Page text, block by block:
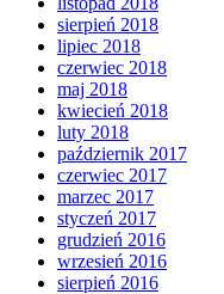
sierpień 2018
lipiec 2018
czerwiec 2018
maj 2018
kwiecień 2018
luty 2018
październik 2017
czerwiec 2017
marzec 2017
styczeń 2017
grudzień 2016
wrzesień 2016
sierpień 2016